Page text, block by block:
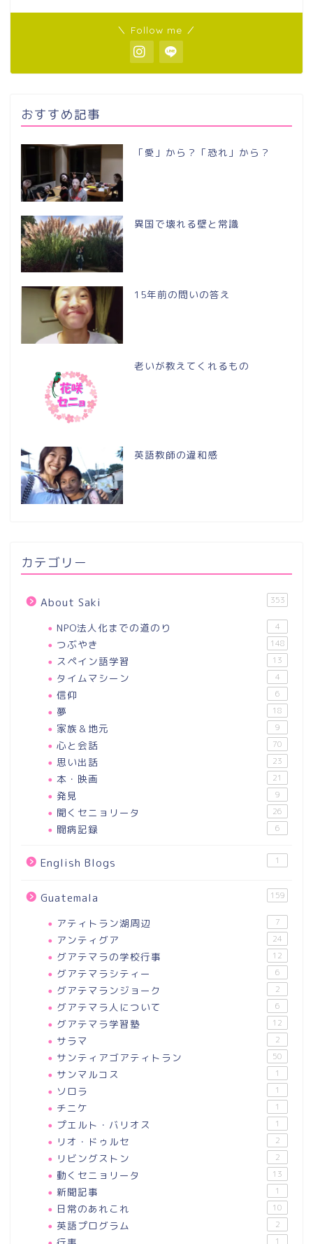
＼ Follow me ／
おすすめ記事
「愛」から？「恐れ」から？
異国で壊れる壁と常識
15年前の問いの答え
老いが教えてくれるもの
英語教師の違和感
カテゴリー
About Saki 353
NPO法人化までの道のり 4
つぶやき 148
スペイン語学習 13
タイムマシーン 4
信仰 6
夢 18
家族＆地元 9
心と会話 70
思い出話 23
本・映画 21
発見 9
聞くセニョリータ 26
闘病記録 6
English Blogs 1
Guatemala 159
アティトラン湖周辺 7
アンティグア 24
グアテマラの学校行事 12
グアテマラシティー 6
グアテマランジョーク 2
グアテマラ人について 6
グアテマラ学習塾 12
サラマ 2
サンティアゴアティトラン 50
サンマルコス 1
ソロラ 1
チニケ 1
プエルト・バリオス 1
リオ・ドゥルセ 2
リビングストン 2
動くセニョリータ 13
新聞記事 1
日常のあれこれ 10
英語プログラム 2
1